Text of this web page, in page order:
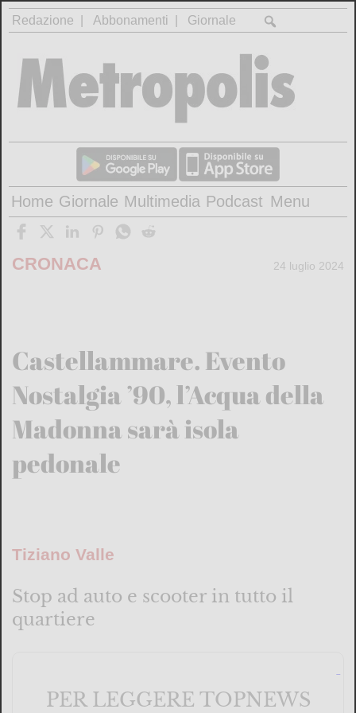
Redazione Abbonamenti Giornale
Home Giornale Multimedia Podcast Menu
CRONACA 24 luglio 2024
Castellammare. Evento
Nostalgia ’90, l’Acqua della
Madonna sarà isola
pedonale
Tiziano Valle
Stop ad auto e scooter in tutto il
quartiere
PER LEGGERE TOPNEWS